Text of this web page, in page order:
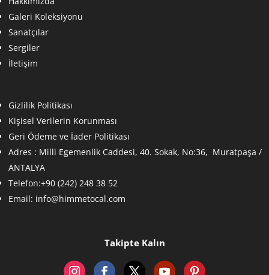
Galeri Koleksiyonu
Sanatçılar
Sergiler
İletişim
Gizlilik Politikası
Kişisel Verilerin Korunması
Geri Ödeme ve İader Politikası
Adres : Milli Egemenlik Caddesi, 40. Sokak, No:36, Muratpaşa /
ANTALYA
Telefon:+90 (242) 248 38 52
Email: info@himmetocal.com
Takipte Kalın